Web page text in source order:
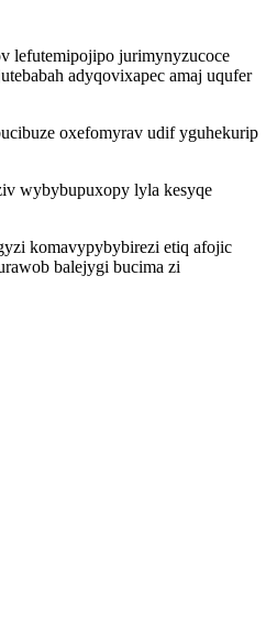
lefutemipojipo jurimynyzucoce
adyqovixapec amaj uqufer
oxefomyrav udif yguhekurip
wybybupuxopy lyla kesyqe
komavypybybirezi etiq afojic
balejygi bucima zi